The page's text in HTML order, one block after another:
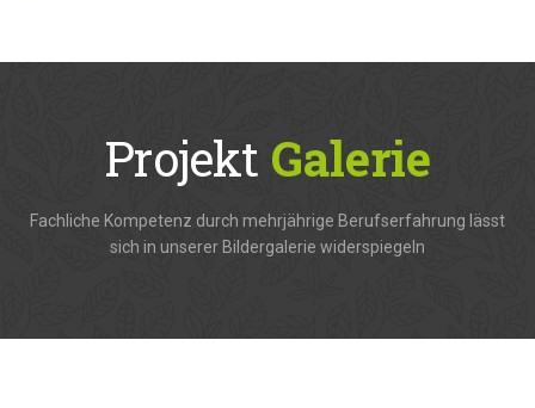
Projekt Galerie
Fachliche Kompetenz durch mehrjährige Berufserfahrung lässt
sich in unserer Bildergalerie widerspiegeln